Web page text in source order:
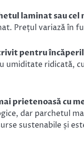
laminat sau cel
Prețul variază în
pentru
umiditate ridicată,
prietenoasă cu
dar parchetul
sustenabile și